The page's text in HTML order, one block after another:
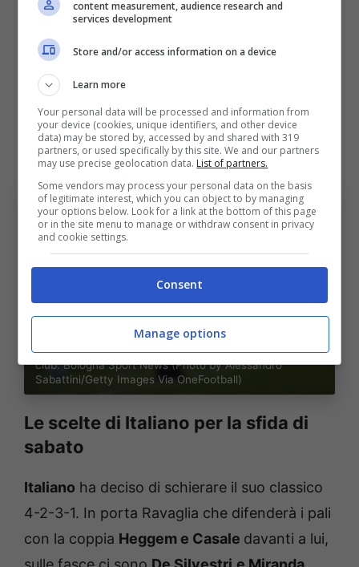
Arbitro: Sacchi
Assistenti: Lo Cicero – Zezza
IV ufficiale: Chiffi
VAR: Camplone
AVAR: Serra
Udinese-Bologna, le scelte dal primo minuto dei due
club. Bologna Sport News (Photo by Alessandro
Sabattini/Getty Images Via OneFootball)
Le scelte di Italiano per la sfida di
sabato
Italiano ha deciso di schierare il suo classico
4-2-3-1. In porta Ravaglia che difenderà i pali
con la coppia Heggem e Casale davanti a lui,
content measurement, audience research and
services development
Store and/or access information on a device
Learn more
Your personal data will be processed and information from
your device (cookies, unique identifiers, and other device
data) may be stored by, accessed by and shared with 319
partners, or used specifically by this site. We and our partners
may use precise geolocation data. List of partners.
Some vendors may process your personal data on the basis
of legitimate interest, which you can object to by managing
your options below. Look for a link at the bottom of this page
or in the site menu to manage or withdraw consent in privacy
and cookie settings.
Consent
Manage options